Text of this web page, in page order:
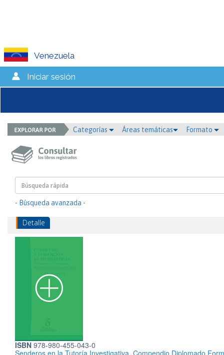
Venezuela
Iniciar sesión
Categorías Áreas temáticas Formato
- Búsqueda avanzada -
Detalle
ISBN 978-980-455-043-0
Senderos en la Tutoría Investigativa. Compendio Diplomado